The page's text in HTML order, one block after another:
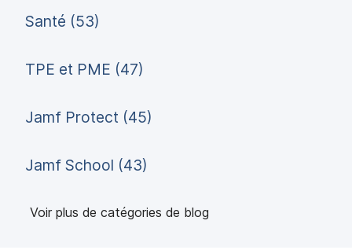
Santé (53)
TPE et PME (47)
Jamf Protect (45)
Jamf School (43)
Voir plus de catégories de blog